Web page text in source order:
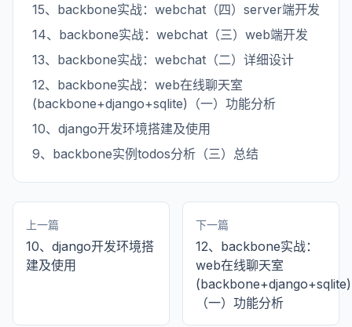
15、backbone实战：webchat（四）server端开发
14、backbone实战：webchat（三）web端开发
13、backbone实战：webchat（二）详细设计
12、backbone实战：web在线聊天室
(backbone+django+sqlite)（一）功能分析
10、django开发环境搭建及使用
9、backbone实例todos分析（三）总结
上一篇
10、django开发环境搭
建及使用
下一篇
12、backbone实战：
web在线聊天室
(backbone+django+sqlite)
（一）功能分析